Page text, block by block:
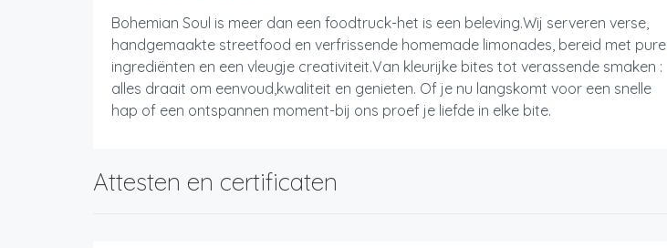
Bohemian Soul is meer dan een foodtruck-het is een beleving.Wij serveren verse,
handgemaakte streetfood en verfrissende homemade limonades, bereid met pure
ingrediënten en een vleugje creativiteit.Van kleurijke bites tot verassende smaken :
alles draait om eenvoud,kwaliteit en genieten. Of je nu langskomt voor een snelle
hap of een ontspannen moment-bij ons proef je liefde in elke bite.
Attesten en certificaten